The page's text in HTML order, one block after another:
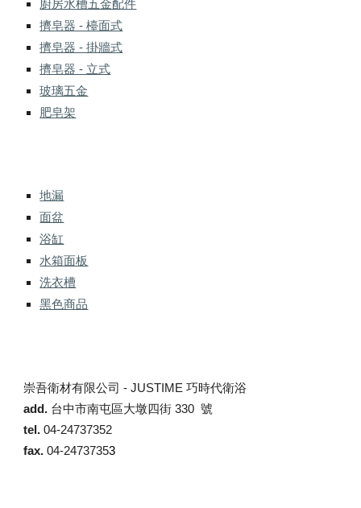
廚房水槽五金配件
擠皂器 - 檯面式
擠皂器 - 掛牆式
擠皂器 - 立式
玻璃五金
肥皂架
地漏
面盆
浴缸
水箱面板
洗衣槽
黑色商品
崇吾衛材有限公司 -JUSTIME 巧時代衛浴
add. 台中市南屯區大墩四街 330 號
tel.04-24737352
fax.04-24737353